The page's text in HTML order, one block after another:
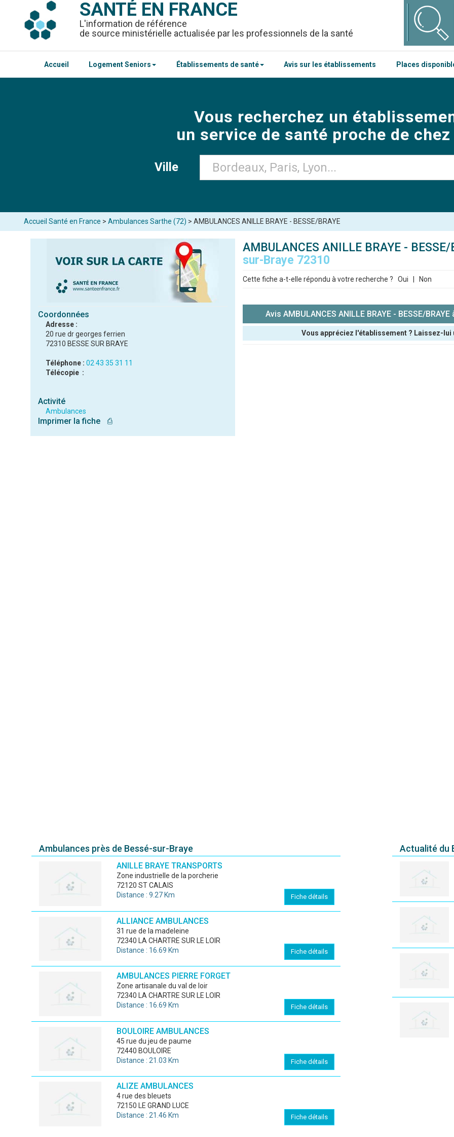
SANTÉ EN FRANCE
L'information de référence
de source ministérielle actualisée par les professionnels de la santé
Accueil Logement Seniors Établissements de santé Avis sur les établissements Places
Vous recherchez un
un service de santé proche de chez
Ville
Accueil Santé en France > Ambulances Sarthe (72) > AMBULANCES ANILLE BRAYE - BESSE/BRAYE
Coordonnées
Adresse :
20 rue dr georges ferrien
72310 BESSE SUR BRAYE
Téléphone : 02 43 35 31 11
Télécopie :
Activité
Ambulances
Imprimer la fiche ⎙
AMBULANCES ANILLE BRAYE - BESSE/
sur-Braye 72310
Cette fiche a-t-elle répondu à votre recherche ? Oui Non
Avis AMBULANCES ANILLE BRAYE - BESSE/
Vous appréciez l'établissement ? Laissez-lui
Ambulances près de Bessé-sur-Braye
ANILLE BRAYE TRANSPORTS
zone industrielle de la porcherie
72120 ST CALAIS
Distance : 9.27 Km
Fiche détails
ALLIANCE AMBULANCES
31 rue de la madeleine
72340 LA CHARTRE SUR LE LOIR
Distance : 16.69 Km
Fiche détails
AMBULANCES PIERRE FORGET
zone artisanale du val de loir
72340 LA CHARTRE SUR LE LOIR
Distance : 16.69 Km
Fiche détails
BOULOIRE AMBULANCES
45 rue du jeu de paume
72440 BOULOIRE
Distance : 21.03 Km
Fiche détails
ALIZE AMBULANCES
4 rue des bleuets
72150 LE GRAND LUCE
Distance : 21.46 Km
Fiche détails
Actualité du